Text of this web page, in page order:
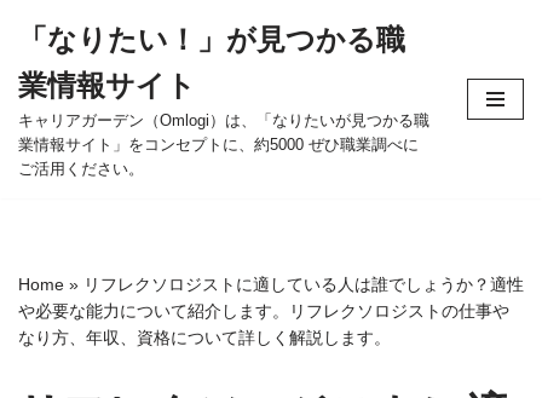
ン
テ
ン
ツ
ッ
プ
「なりたい！」が見つかる職
業情報サイト
キャリアガーデン（Omlogi）は、「なりたいが見つかる職
業情報サイト」をコンセプトに、約5000 ぜひ職業調べに
ご活用ください。
Home » リフレクソロジストに適している人は誰でしょうか？適性
や必要な能力について紹介します。リフレクソロジストの仕事や
なり方、年収、資格について詳しく解説します。